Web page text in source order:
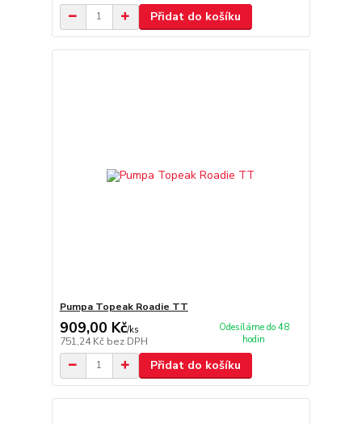
Přidat do košíku
Pumpa Topeak Roadie TT
909,00 Kč/ks
751,24 Kč bez DPH
Odesíláme do 48
hodin
Přidat do košíku